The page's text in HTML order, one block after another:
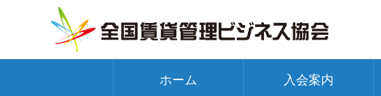
ホーム 入会案内